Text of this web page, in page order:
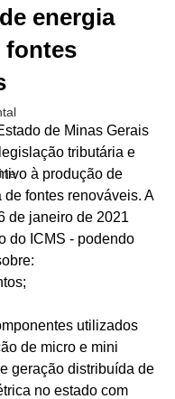
energia
fontes
de Minas Gerais
tributária e
à produção de
fontes renováveis. A
de janeiro de 2021
do ICMS - podendo
utilizados
de micro e mini
geração distribuída de
no estado com